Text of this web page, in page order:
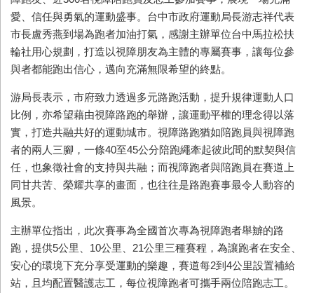
愛、信任與勇氣的運動盛事。台中市政府運動局長游志祥代表
市長盧秀燕到場為跑者加油打氣，感謝主辦單位台中馬拉松扶
輪社用心規劃，打造以視障朋友為主體的專屬賽事，讓每位參
與者都能跑出信心，邁向充滿無限希望的終點。
游局長表示，市府致力透過多元路跑活動，提升規律運動人口
比例，亦希望藉由視障路跑的舉辦，讓運動平權的理念得以落
實，打造共融共好的運動城市。視障路跑猶如陪跑員與視障跑
者的兩人三腳，一條40至45公分陪跑繩牽起彼此間的默契與信
任，也象徵社會的支持與共融；而視障跑者與陪跑員在賽道上
同甘共苦、榮耀共享的畫面，也往往是路跑賽事最令人動容的
風景。
主辦單位指出，此次賽事為全國首次專為視障跑者舉辧的路
跑，提供5公里、 10公里、 21公里三種賽程，為讓跑者在安全、
安心的環境下充分享受運動的樂趣，賽道每2到 4公里設置補給
站，且均配置醫護志工，每位視障跑者可攜手兩位陪跑志工。